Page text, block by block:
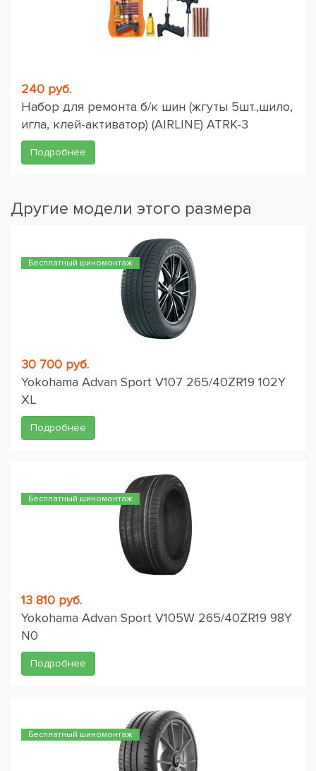
240 руб.
Набор для ремонта б/к шин (жгуты 5шт.,шило,
игла, клей-активатор) (AIRLINE) ATRK-3
Подробнее
Другие модели этого размера
Бесплатный шиномонтаж
30 700 руб.
Yokohama Advan Sport V107 265/40ZR19 102Y
XL
Подробнее
Бесплатный шиномонтаж
13 810 руб.
Yokohama Advan Sport V105W 265/40ZR19 98Y
N0
Подробнее
Бесплатный шиномонтаж